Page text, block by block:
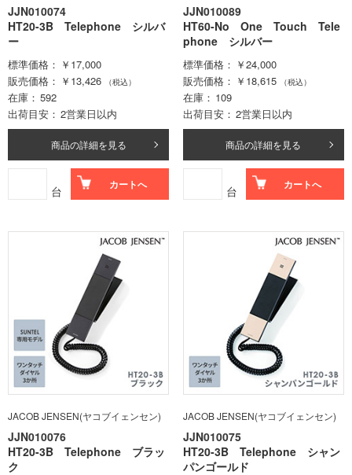
JJN010074
HT20-3B Telephone シルバ
ー
標準価格
￥17,000
販売価格
￥13,426 （税込）
在庫
592
出荷目安
2営業日以内
商品の詳細を見る
台 カートへ
JJN010089
HT60-No One Touch Tele
phone シルバー
標準価格
￥24,000
販売価格
￥18,615 （税込）
在庫
109
出荷目安
2営業日以内
商品の詳細を見る
台 カートへ
JACOB JENSEN(ヤコブイェンセン)
JJN010076
HT20-3B Telephone ブラッ
ク
JACOB JENSEN(ヤコブイェンセン)
JJN010075
HT20-3B Telephone シャン
パンゴールド